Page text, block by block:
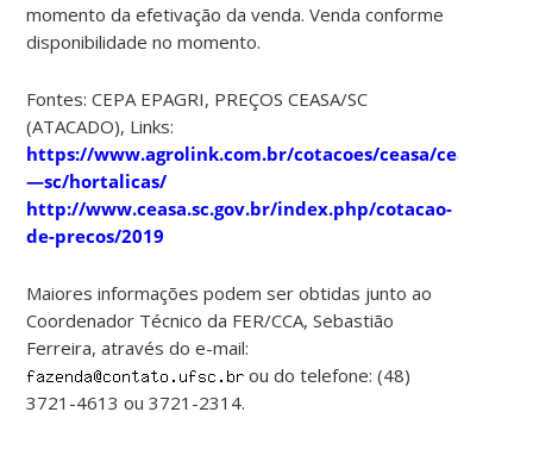
momento da efetivação da venda. Venda conforme
disponibilidade no momento.
Fontes: CEPA EPAGRI, PREÇOS CEASA/SC
(ATACADO), Links:
https://www.agrolink.com.br/cotacoes/ceasa/ceasa
—sc/hortalicas/
http://www.ceasa.sc.gov.br/index.php/cotacao-
de-precos/2019
Maiores informações podem ser obtidas junto ao
Coordenador Técnico da FER/CCA, Sebastião
Ferreira, através do e-mail:
ou do telefone: (48)
3721-4613 ou 3721-2314.